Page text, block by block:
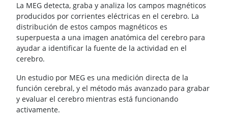
La MEG detecta, graba y analiza los campos magnéticos
producidos por corrientes eléctricas en el cerebro. La
distribución de estos campos magnéticos es
superpuesta a una imagen anatómica del cerebro para
ayudar a identificar la fuente de la actividad en el
cerebro.
Un estudio por MEG es una medición directa de la
función cerebral, y el método más avanzado para grabar
y evaluar el cerebro mientras está funcionando
activamente.